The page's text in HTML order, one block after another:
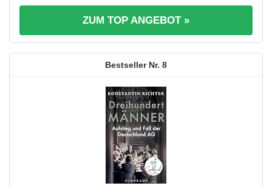
ZUM TOP ANGEBOT »
8